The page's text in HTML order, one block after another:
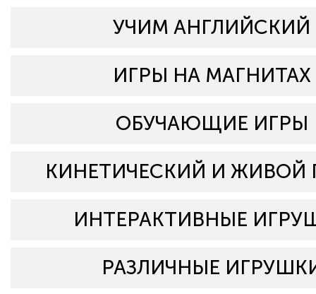
УЧИМ АНГЛИЙСКИЙ
ИГРЫ НА МАГНИТАХ
ОБУЧАЮЩИЕ ИГРЫ
КИНЕТИЧЕСКИЙ И ЖИВОЙ
ИНТЕРАКТИВНЫЕ
РАЗЛИЧНЫЕ